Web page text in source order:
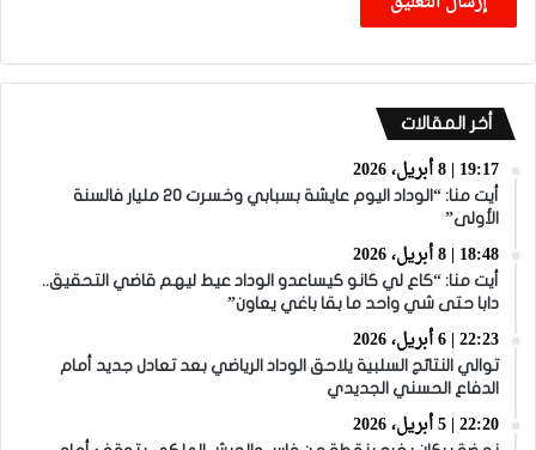
أخر المقالات
19:17 | 8 أبريل، 2026
أيت منا: “الوداد اليوم عايشة بسبابي وخسرت 20 مليار فالسنة
الأولى”
18:48 | 8 أبريل، 2026
أيت منا: “كاع لي كانو كيساعدو الوداد عيط ليهم قاضي التحقيق..
دابا حتى شي واحد ما بقا باغي يعاون”
22:23 | 6 أبريل، 2026
توالي النتائج السلبية يلاحق الوداد الرياضي بعد تعادل جديد أمام
الدفاع الحسني الجديدي
22:20 | 5 أبريل، 2026